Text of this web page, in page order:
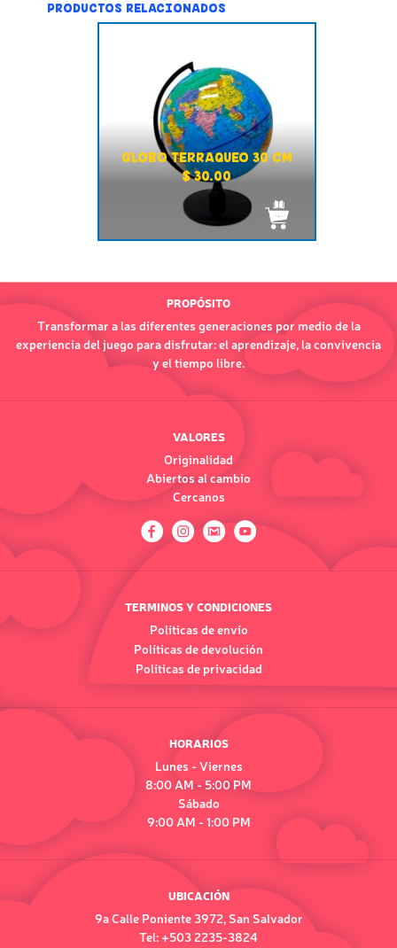
PRODUCTOS RELACIONADOS
GLOBO TERRAQUEO 30 CM
$ 30.00
PROPÓSITO
Transformar a las diferentes generaciones por medio de la
experiencia del juego para disfrutar: el aprendizaje, la convivencia
y el tiempo libre.
VALORES
Originalidad
Abiertos al cambio
Cercanos
TERMINOS Y CONDICIONES
Políticas de envío
Políticas de devolución
Políticas de privacidad
HORARIOS
Lunes - Viernes
8:00 AM - 5:00 PM
Sábado
9:00 AM - 1:00 PM
UBICACIÓN
9a Calle Poniente 3972, San Salvador
Tel: +503 2235-3824